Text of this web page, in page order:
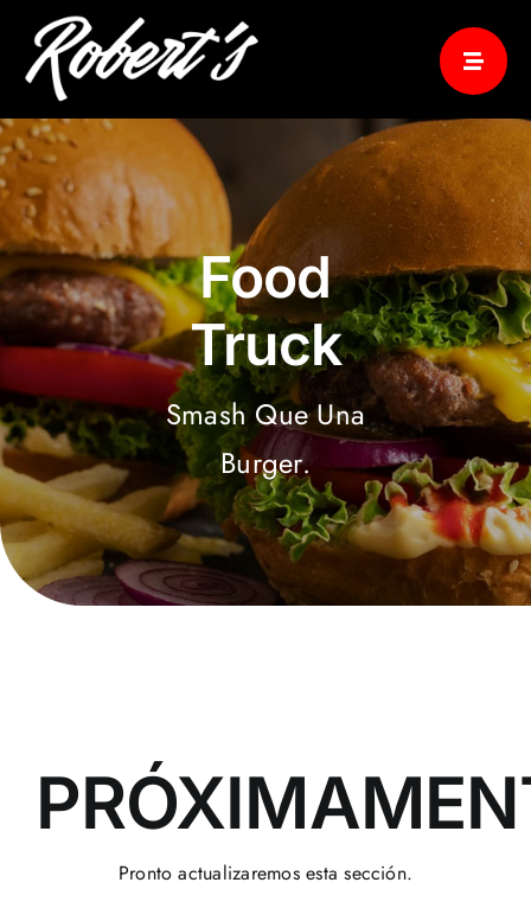
content
Food
Truck
Smash Que Una
Burger.
Pronto actualizaremos esta sección.